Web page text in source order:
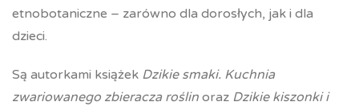
etnobotaniczne – zarówno dla dorosłych, jak i dla
dzieci.
Są autorkami książek Dzikie smaki. Kuchnia
zwariowanego zbieracza roślin oraz Dzikie kiszonki i